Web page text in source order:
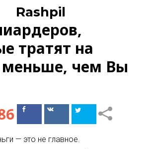
Rashpil
тратят на
чем Вы
ПоделитьсяПоделиться
— это не главное.